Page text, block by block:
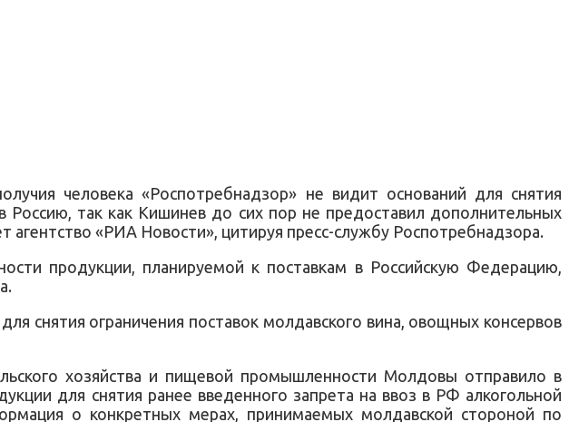
человека «Роспотребнадзор» не видит оснований для снятия
Россию, так как Кишинев до сих пор не предоставил дополнительных
агентство «РИА Новости», цитируя пресс-службу Роспотребнадзора.
продукции, планируемой к поставкам в Российскую Федерацию,
снятия ограничения поставок молдавского вина, овощных консервов
хозяйства и пищевой промышленности Молдовы отправило в
для снятия ранее введенного запрета на ввоз в РФ алкогольной
о конкретных мерах, принимаемых молдавской стороной по